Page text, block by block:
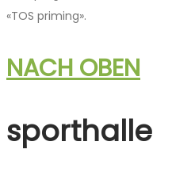
­«TOS ­priming».
NACH OBEN
sporthalle